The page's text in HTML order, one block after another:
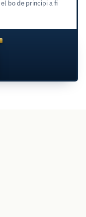
bo de principi a fi